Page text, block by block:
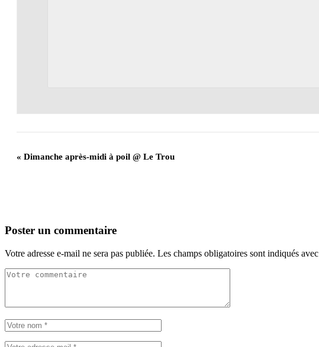
« Dimanche après-midi à poil @ Le Trou
Poster un commentaire
Votre adresse e-mail ne sera pas publiée. Les champs obligatoires sont indiqués avec